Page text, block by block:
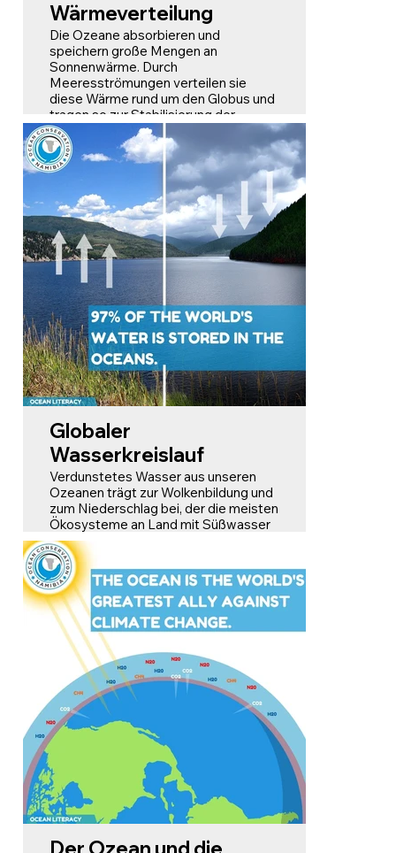
Wärmeverteilung
Die Ozeane absorbieren und
speichern große Mengen an
Sonnenwärme. Durch
Meeresströmungen verteilen sie
diese Wärme rund um den Globus und
tragen so zur Stabilisierung der
Temperaturen in verschiedenen
Regionen bei.
Schwankungen der
Ozeantemperaturen können jedoch
weltweit zu erheblichen
Veränderungen der Wettermuster
führen, darunter Dürren und Hurrikane!
Globaler
Wasserkreislauf
Verdunstetes Wasser aus unseren
Ozeanen trägt zur Wolkenbildung und
zum Niederschlag bei, der die meisten
Ökosysteme an Land mit Süßwasser
versorgt.
Ohne die Ozeane würden viele Teile
der Welt austrocknen.